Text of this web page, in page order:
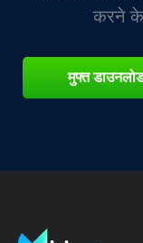
करने
मुफ्त